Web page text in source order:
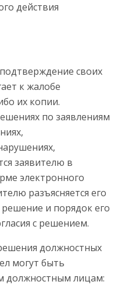
действия
своих
к жалобе
их копии.
по заявлениям
заявителю в
электронного
разъясняется его
и порядок его
с решением.
должностных
могут быть
должностным лицам: